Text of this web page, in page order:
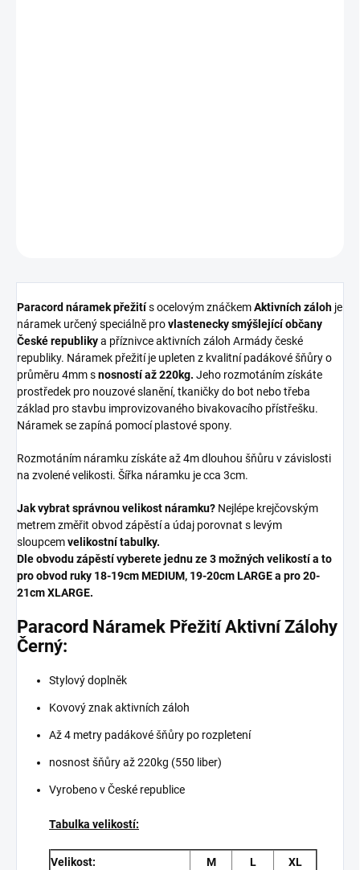
Paracord náramek přežitís ocelovým znáčkemAktivních záloh je
náramek určený speciálně provlastenecky smýšlející občany
České republikya příznivce aktivních záloh Armády české
republiky. Náramek přežití je upleten z kvalitní padákové šňůry o
průměru 4mm snosností až 220kg. Jeho rozmotáním získáte
prostředek pro nouzové slanění, tkaničky do bot nebo třeba
základ pro stavbu improvizovaného bivakovacího přístřešku.
Náramek se zapíná pomocí plastové spony.
Rozmotáním náramku získáte až 4m dlouhou šňůru v závislosti
na zvolené velikosti. Šířka náramku je cca 3cm.
Jak vybrat správnou velikost náramku? Nejlépe krejčovským
metrem změřit obvod zápěstí a údaj porovnat s levým
sloupcemvelikostní tabulky.
Dle obvodu zápěstí vyberete jednu ze 3 možných velikostí a to
pro obvod ruky 18-19cm MEDIUM, 19-20cm LARGE a pro 20-
21cm XLARGE.
Paracord Náramek Přežití Aktivní Zálohy
Černý:
Stylový doplněk
Kovový znak aktivních záloh
Až 4 metry padákové šňůry po rozpletení
nosnost šňůry až 220kg (550 liber)
Vyrobeno v České republice
Tabulka velikostí:
Velikost: M L
XL